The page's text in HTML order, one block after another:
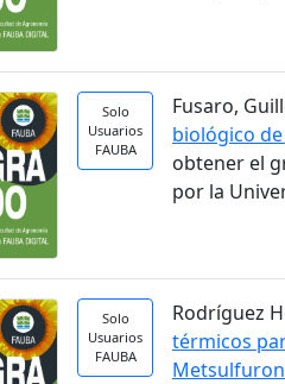
Solo
Usuarios
FAUBA
Fusaro,
biológico
obtener el
por la
Solo
Usuarios
FAUBA
Rodríguez
térmicos